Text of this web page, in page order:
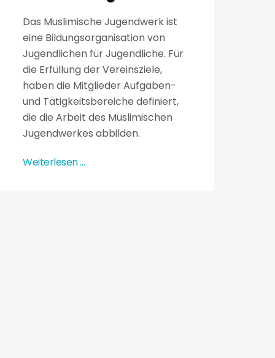
Das Muslimische Jugendwerk ist
eine Bildungsorganisation von
Jugendlichen für Jugendliche. Für
die Erfüllung der Vereinsziele,
haben die Mitglieder Aufgaben-
und Tätigkeitsbereiche definiert,
die die Arbeit des Muslimischen
Jugendwerkes abbilden.
Weiterlesen …